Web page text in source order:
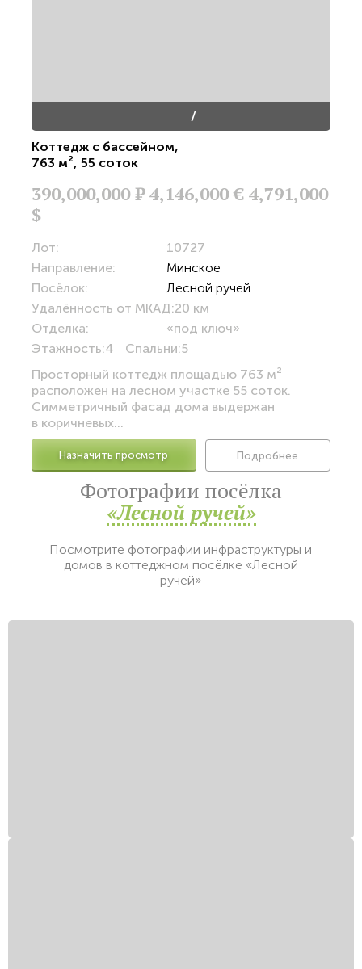
/
Коттедж с бассейном,
763 м², 55 соток
390,000,000Р 4,146,000 € 4,791,000
$
Лот:
10727
Направление:
Минское
Посёлок:
Лесной ручей
Удалённость от МКАД:20 км
Отделка:
«под ключ»
Этажность:4 Спальни:5
Просторный коттедж площадью 763 м²
расположен на лесном участке 55 соток.
Симметричный фасад дома выдержан
в коричневых...
Назначить просмотр Подробнее
Фотографии посёлка
«Лесной ручей»
Посмотрите фотографии инфраструктуры и
домов в коттеджном посёлке «Лесной
ручей»